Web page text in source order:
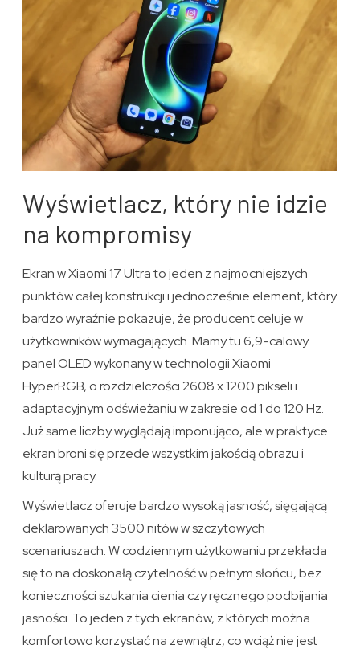
Wyświetlacz, który nie idzie
na kompromisy
Ekran w Xiaomi 17 Ultra to jeden z najmocniejszych
punktów całej konstrukcji i jednocześnie element, który
bardzo wyraźnie pokazuje, że producent celuje w
użytkowników wymagających. Mamy tu 6,9-calowy
panel OLED wykonany w technologii Xiaomi
HyperRGB, o rozdzielczości 2608 x 1200 pikseli i
adaptacyjnym odświeżaniu w zakresie od 1 do 120 Hz.
Już same liczby wyglądają imponująco, ale w praktyce
ekran broni się przede wszystkim jakością obrazu i
kulturą pracy.
Wyświetlacz oferuje bardzo wysoką jasność, sięgającą
deklarowanych 3500 nitów w szczytowych
scenariuszach. W codziennym użytkowaniu przekłada
się to na doskonałą czytelność w pełnym słońcu, bez
konieczności szukania cienia czy ręcznego podbijania
jasności. To jeden z tych ekranów, z których można
komfortowo korzystać na zewnątrz, co wciąż nie jest